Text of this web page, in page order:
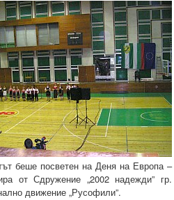
беше посветен на Деня на Европа –
от Сдружение „2002 надежди” гр.
движение „Русофили”.